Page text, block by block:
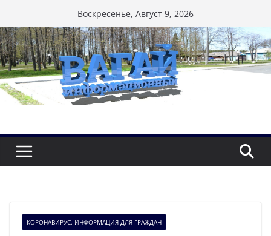
к
содержимому
Воскресенье, Август 9, 2026
КОРОНАВИРУС. ИНФОРМАЦИЯ ДЛЯ ГРАЖДАН